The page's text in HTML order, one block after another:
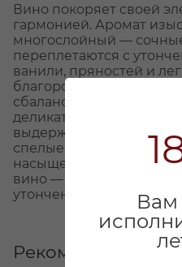
Вам
Вино покоряет своей
гармонией. Аромат
многослойный —
переплетаются с
ванили, пряностей и
благородной
сбалансированный, с
деликатно
выдержанного дуба. В
спелые красные ягоды,
насыщенное и
вино — воплощение
утонченности и
Рекомендуем